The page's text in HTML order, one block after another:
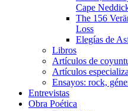
Cape
The 156
Loss
Elegías de
Libros
Artículos de
Artículos
Ensayos: rock,
Entrevistas
Obra Poética